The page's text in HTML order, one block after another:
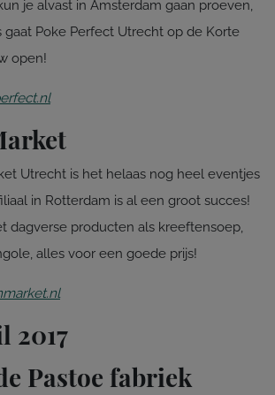
je alvast in Amsterdam gaan proeven,
gaat Poke Perfect Utrecht op de Korte
open!
Utrecht is het helaas nog heel eventjes
in Rotterdam is al een groot succes!
dagverse producten als kreeftensoep,
alles voor een goede prijs!
2017
Pastoe fabriek